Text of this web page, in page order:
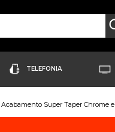
TELEFONIA
Super Taper Chrome e